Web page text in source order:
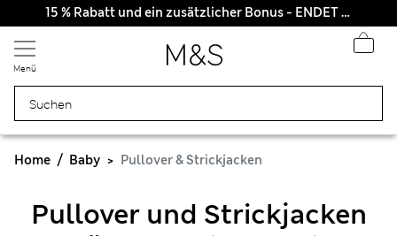
15 % Rabatt und ein zusätzlicher Bonus - ENDET HEUTE
Alle Zölle bezahlt
Menü
Home Baby Pullover & Strickjacken
Pullover und Strickjacken